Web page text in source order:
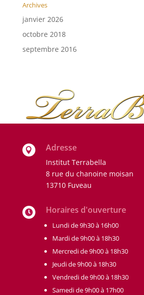
Archives
janvier 2026
octobre 2018
septembre 2016
 Adresse
Institut Terrabella
8 rue du chanoine moisan
13710 Fuveau
 Horaires d'ouverture
Lundi de 9h30 à 16h00
Mardi de 9h00 à 18h30
Mercredi de 9h00 à 18h30
Jeudi de 9h00 à 18h30
Vendredi de 9h00 à 18h30
Samedi de 9h00 à 17h00